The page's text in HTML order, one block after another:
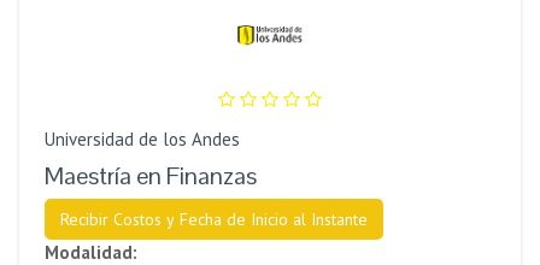
Universidad de los Andes
Maestría en Finanzas
Recibir Costos y Fecha de Inicio al Instante
Modalidad: